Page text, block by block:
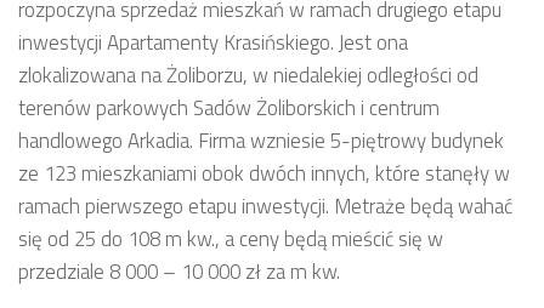
rozpoczyna sprzedaż mieszkań w ramach drugiego etapu
inwestycji Apartamenty Krasińskiego. Jest ona
zlokalizowana na Żoliborzu, w niedalekiej odległości od
terenów parkowych Sadów Żoliborskich i centrum
handlowego Arkadia. Firma wzniesie 5-piętrowy budynek
ze 123 mieszkaniami obok dwóch innych, które stanęły w
ramach pierwszego etapu inwestycji. Metraże będą wahać
się od 25 do 108 m kw., a ceny będą mieścić się w
przedziale 8 000 – 10 000 zł za m kw.